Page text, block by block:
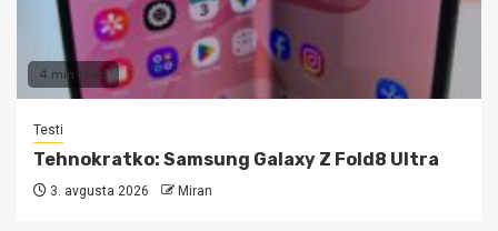
4 min read
Testi
Tehnokratko: Samsung Galaxy Z Fold8 Ultra
3. avgusta 2026 Miran